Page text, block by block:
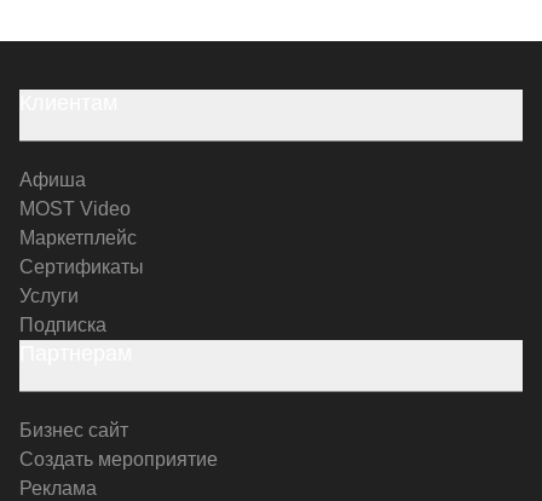
Афиша
MOST Video
Маркетплейс
Сертификаты
Услуги
Подписка
Бизнес сайт
Создать мероприятие
Реклама